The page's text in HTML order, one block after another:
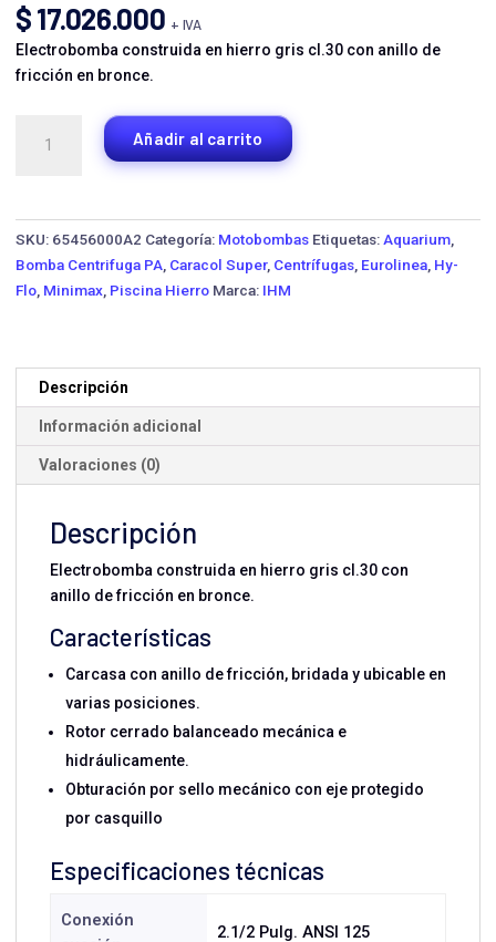
$17.026.000 + IVA
Electrobomba construida en hierro gris cl.30 con anillo de
fricción en bronce.
Centrífuga
Trifásica
cantidad
Añadir al carrito
SKU: 65456000A2 Categoría: Motobombas Etiquetas: Aquarium
Bomba Centrifuga PA Caracol Super, Centrífugas Eurolinea Hy-
Flo Minimax Piscina Hierro Marca: IHM
Descripción
Información adicional
Valoraciones (0)
Descripción
Electrobomba construida en hierro gris cl.30 con
anillo de fricción en bronce.
Características
Carcasa con anillo de fricción, bridada y ubicable en
varias posiciones.
Rotor cerrado balanceado mecánica e
hidráulicamente.
Obturación por sello mecánico con eje protegido
por casquillo
Especificaciones técnicas
Conexión
2.1/2 Pulg. ANSI 125